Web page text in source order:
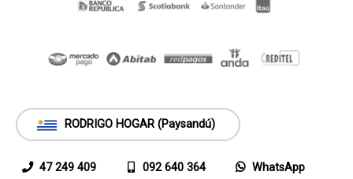
RODRIGO HOGAR (Paysandú)
47 249 409 092 640 364 WhatsApp